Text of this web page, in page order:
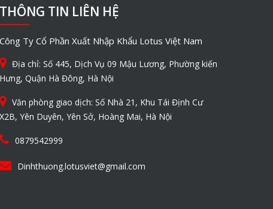
THÔNG TIN LIÊN HỆ
Công Ty Cổ Phần Xuất Nhập Khẩu Lotus Việt Nam
Địa chỉ: Số 445, Dịch Vụ 09 Mậu Lương, Phường kiến
Hưng, Quận Hà Đông, Hà Nội
Văn phòng giao dịch: Số Nhà 21, Khu Tái Định Cư
X2B, Yên Duyên, Yên Sở, Hoàng Mai, Hà Nội
0879542999
Dinhthuong.lotusviet@gmail.com